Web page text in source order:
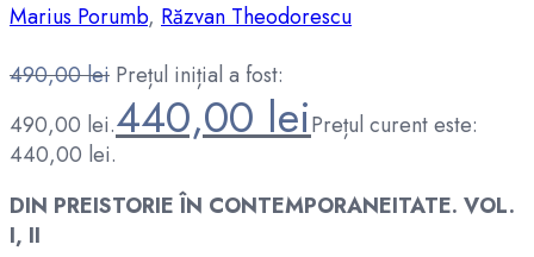
Marius Porumb, Răzvan Theodorescu
490,00lei Prețul inițial a fost:
490,00 lei.440,00leiPrețul curent este:
440,00 lei.
DIN PREISTORIE ÎN CONTEMPORANEITATE. VOL.
I, II